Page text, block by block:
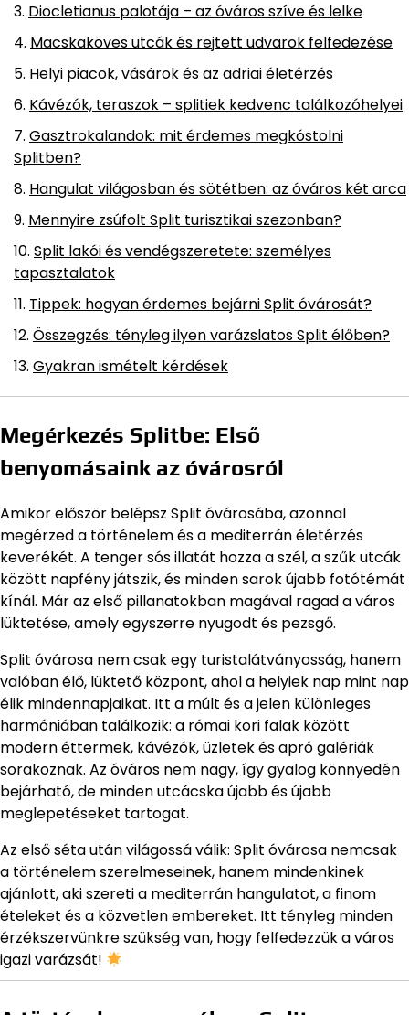
Diocletianus palotája – az óváros szíve és lelke
Macskaköves utcák és rejtett udvarok felfedezése
Helyi piacok, vásárok és az adriai életérzés
Kávézók, teraszok – splitiek kedvenc találkozóhelyei
Gasztrokalandok: mit érdemes megkóstolni
Splitben?
Hangulat világosban és sötétben: az óváros két arca
Mennyire zsúfolt Split turisztikai szezonban?
Split lakói és vendégszeretete: személyes
tapasztalatok
Tippek: hogyan érdemes bejárni Split óvárosát?
Összegzés: tényleg ilyen varázslatos Split élőben?
Gyakran ismételt kérdések
Megérkezés Splitbe: Első
benyomásaink az óvárosról
Amikor először belépsz Split óvárosába, azonnal
megérzed a történelem és a mediterrán életérzés
keverékét. A tenger sós illatát hozza a szél, a szűk utcák
között napfény játszik, és minden sarok újabb fotótémát
kínál. Már az első pillanatokban magával ragad a város
lüktetése, amely egyszerre nyugodt és pezsgő.
Split óvárosa nem csak egy turistalátványosság, hanem
valóban élő, lüktető központ, ahol a helyiek nap mint nap
élik mindennapjaikat. Itt a múlt és a jelen különleges
harmóniában találkozik: a római kori falak között
modern éttermek, kávézók, üzletek és apró galériák
sorakoznak. Az óváros nem nagy, így gyalog könnyedén
bejárható, de minden utcácska újabb és újabb
meglepetéseket tartogat.
Az első séta után világossá válik: Split óvárosa nemcsak
a történelem szerelmeseinek, hanem mindenkinek
ajánlott, aki szereti a mediterrán hangulatot, a finom
ételeket és a közvetlen embereket. Itt tényleg minden
érzékszervünkre szükség van, hogy felfedezzük a város
igazi varázsát!